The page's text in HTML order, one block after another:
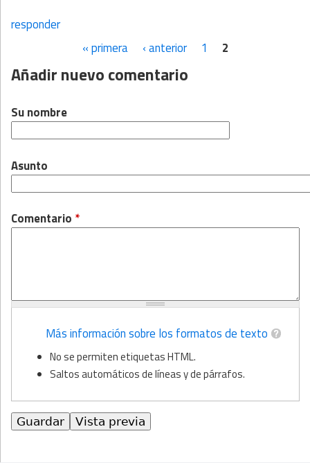
responder
« primera ‹ anterior 1 2
Añadir nuevo comentario
Su nombre
Asunto
Comentario *
Más información sobre los formatos de texto
No se permiten etiquetas HTML.
Saltos automáticos de líneas y de párrafos.